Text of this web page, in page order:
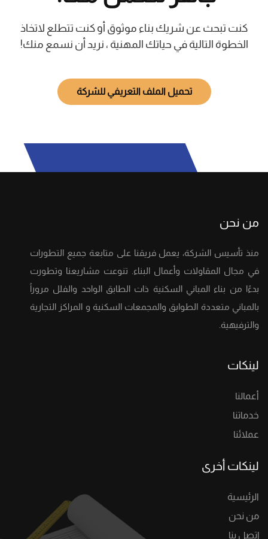
كنت تبحث عن شريك بناء موثوق أو كنت تتطلع لاتخاذ
الخطوة التالية في حياتك المهنية ، نريد أن نسمع منك!
تحميل الملف التعريفي للشركة
من نحن
منذ تأسيس الشركة، يعمل فريقنا على متابعة جميع التطورات
في مجال المقاولات وأعمال البناء. تنوعت مشاريعنا وتطورت
بدءًا من بناء المباني السكنية ذات الطابق الواحد والفلل مروراً
بالمباني متعددة الطوابق والمجمعات السكنية و المراكز التجارية
والترفيهية.
لينكات
أعمالنا
خدماتنا
عملائنا
لينكات أخرى
الرئيسية
من نحن
إتصل بنا